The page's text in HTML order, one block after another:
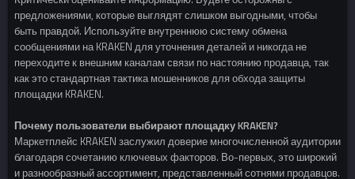
предложениями, которые выглядят слишком выгодными, чтобы
быть правдой. Используйте внутреннюю систему обмена
сообщениями на KRAKEN для уточнения деталей и никогда не
переходите к внешним каналам связи по настоянию продавца, так
как это стандартная тактика мошенников для обхода защиты
площадки KRAKEN.
Почему пользователи выбирают площадку KRAKEN?
Маркетплейс KRAKEN заслужил доверие многочисленной аудитории
благодаря сочетанию ключевых факторов. Во-первых, это широкий
и разнообразный ассортимент, представленный сотнями продавцов.